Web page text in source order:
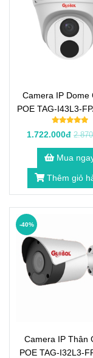
Camera IP Dome
POE TAG-I43L3-
Megapixel có
1.722.000đ
Mua
Thêm giỏ
Camera IP Thân
POE TAG-I32L3-
-40%